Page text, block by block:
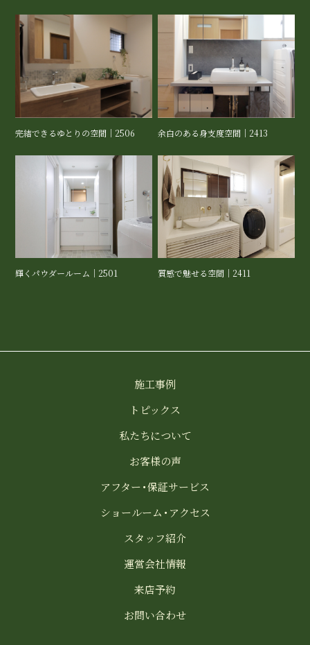
完結できるゆとりの空間｜2506 余白のある身支度空間｜2413
輝くパウダールーム｜2501 質感で魅せる空間｜2411
施工事例
トピックス
私たちについて
お客様の声
アフター・保証サービス
ショールーム・アクセス
スタッフ紹介
運営会社情報
来店予約
お問い合わせ